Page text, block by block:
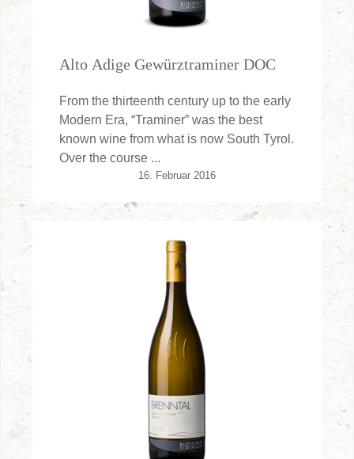
Alto Adige Gewürztraminer DOC
From the thirteenth century up to the early
Modern Era, “Traminer” was the best
known wine from what is now South Tyrol.
Over the course ...
16. Februar 2016